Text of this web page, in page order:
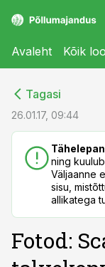
Avaleht Kõik
Tagasi
26.01.17, 09:44
ning
Väljaanne
sisu,
allikatega
Fotod: